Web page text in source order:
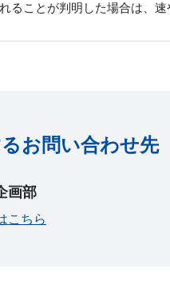
ることが判明した場合は、速
お問い合わせ先
画部
こちら